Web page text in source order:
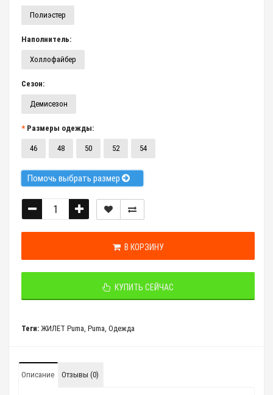
Полиэстер
Наполнитель:
Холлофайбер
Сезон:
Демисезон
Размеры одежды:
46 48 50 52 54
Помочь выбрать размер
В КОРЗИНУ
КУПИТЬ СЕЙЧАС
Теги: ЖИЛЕТ Puma, Puma, Одежда
Описание Отзывы (0)